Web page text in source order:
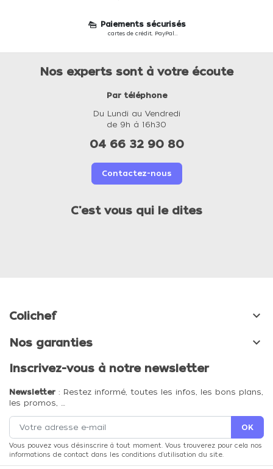
Paiements sécurisés
cartes de crédit, PayPal...
Nos experts sont à votre écoute
Par téléphone
Du Lundi au Vendredi
de 9h à 16h30
04 66 32 90 80
Contactez-nous
C'est vous qui le dites
Colichef 
Nos garanties 
Inscrivez-vous à notre newsletter
Newsletter : Restez informé, toutes les infos, les bons plans,
les promos, …
Vous pouvez vous désinscrire à tout moment. Vous trouverez pour cela nos
informations de contact dans les conditions d'utilisation du site.